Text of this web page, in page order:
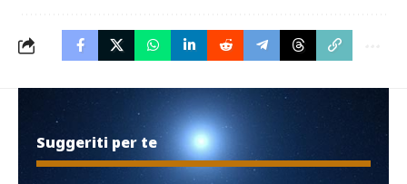
Suggeriti per te